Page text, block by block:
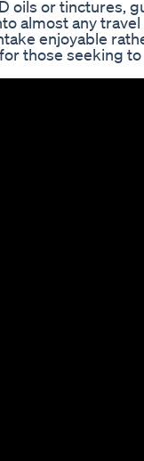
oils or tinctures,
almost any
enjoyable
those seeking